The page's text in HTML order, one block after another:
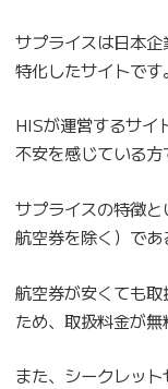
サプライスは日本
特化したサイトです。
HISが運営するサイ
不安を感じている方
サプライスの特徴
航空券を除く）であ
航空券が安くても
ため、取扱料金が無
また、シークレッ